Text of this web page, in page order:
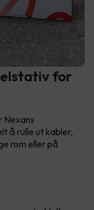
for
Nexans
å rulle ut kabler,
rom eller på